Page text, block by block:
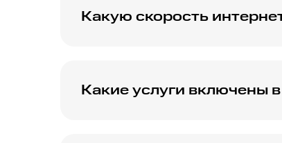
Какую скорость
Какие услуги включены